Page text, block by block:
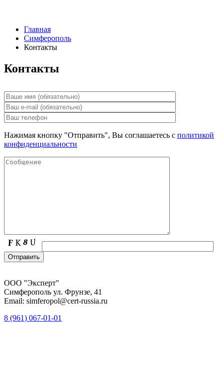
Главная
Симферополь
Контакты
Контакты
Нажимая кнопку "Отправить", Вы соглашаетесь с политикой
конфиденциальности
ООО "Эксперт"
Симферополь ул. Фрунзе, 41
Email: simferopol@cert-russia.ru
8 (961) 067-01-01